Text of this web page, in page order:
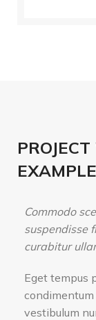
EXAMPLE
Commodo
suspendisse
curabitur
Eget tempus
vestibulum